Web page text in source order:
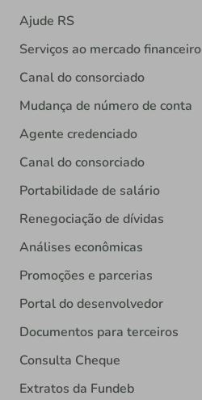
Ajude RS
Serviços ao mercado financeiro
Canal do consorciado
Mudança de número de conta
Agente credenciado
Canal do consorciado
Portabilidade de salário
Renegociação de dívidas
Análises econômicas
Promoções e parcerias
Portal do desenvolvedor
Documentos para terceiros
Consulta Cheque
Extratos da Fundeb